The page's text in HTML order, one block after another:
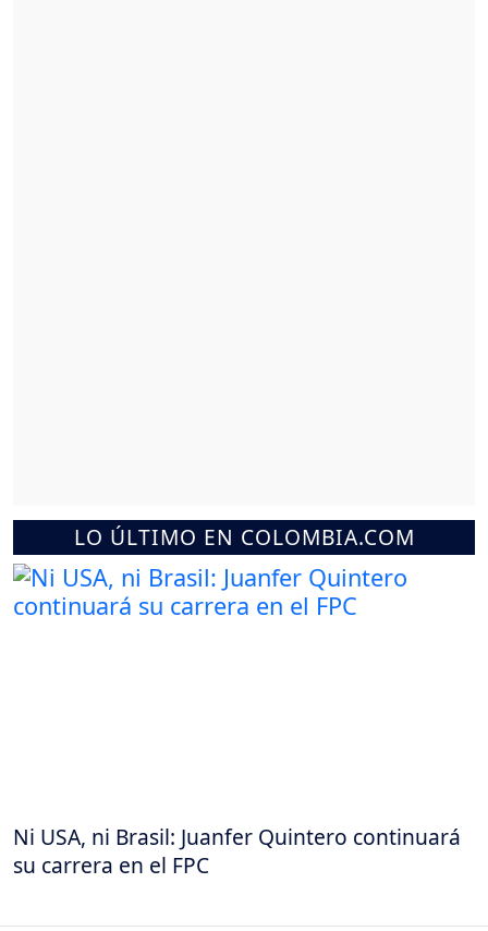
LO ÚLTIMO EN COLOMBIA.COM
Ni USA, ni Brasil: Juanfer Quintero continuará
su carrera en el FPC